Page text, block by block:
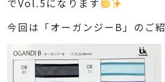
でVol.5になります
今回は「オーガンジーB」のご